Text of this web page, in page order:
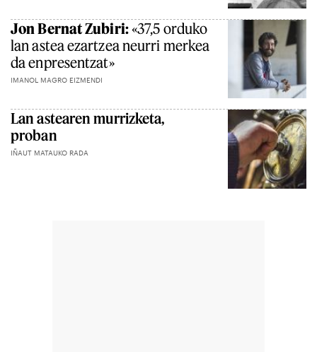
Jon Bernat Zubiri:«37,5 orduko
lan astea ezartzea neurri merkea
da enpresentzat»
IMANOL MAGRO EIZMENDI
Lan astearen murrizketa,
proban
IÑAUT MATAUKO RADA